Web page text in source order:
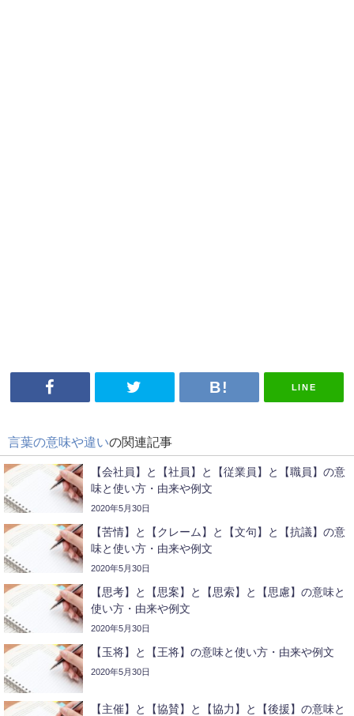
LINE
言葉の意味や違いの関連記事
【会社員】と【社員】と【従業員】と【職員】の意
味と使い方・由来や例文
2020年5月30日
【苦情】と【クレーム】と【文句】と【抗議】の意
味と使い方・由来や例文
2020年5月30日
【思考】と【思案】と【思索】と【思慮】の意味と
使い方・由来や例文
2020年5月30日
【玉将】と【王将】の意味と使い方・由来や例文
2020年5月30日
【主催】と【協賛】と【協力】と【後援】の意味と